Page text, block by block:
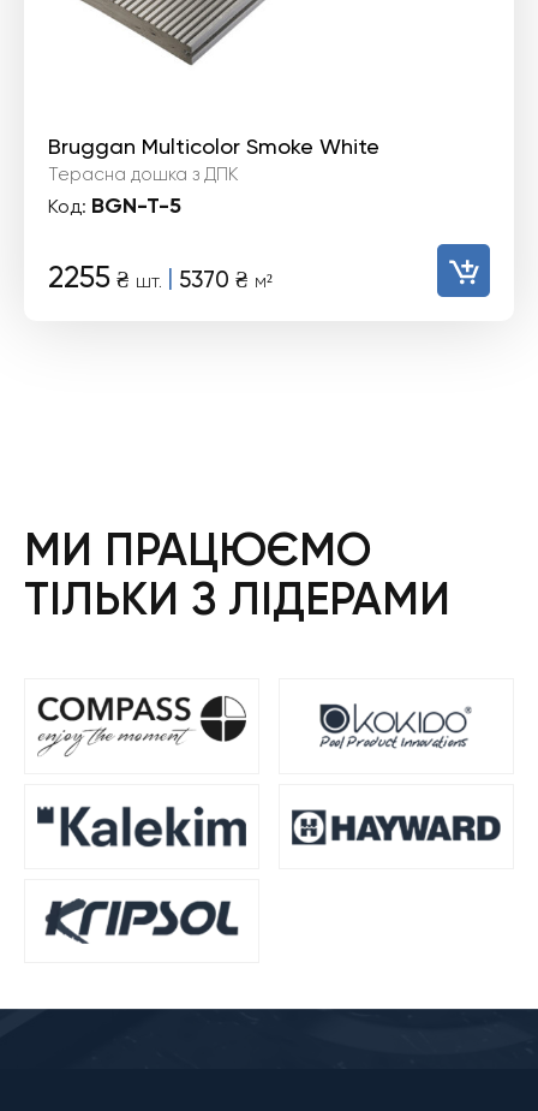
Bruggan Multicolor Smoke White
Терасна дошка з ДПК
Код: BGN-T-5
2255 ₴ шт. | 5370 ₴ м²
МИ ПРАЦЮЄМО
ТІЛЬКИ З ЛІДЕРАМИ